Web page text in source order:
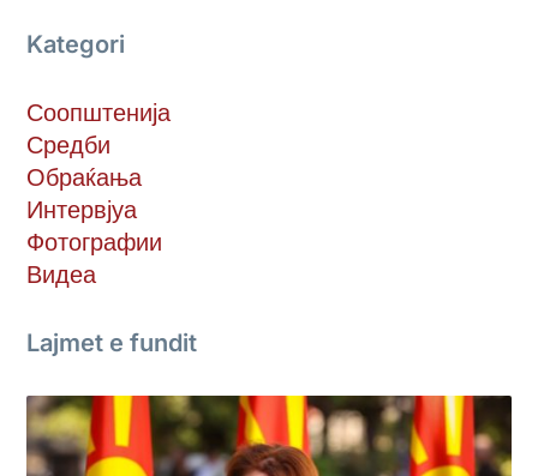
Kategori
Соопштенија
Средби
Обраќања
Интервјуа
Фотографии
Видеа
Lajmet e fundit